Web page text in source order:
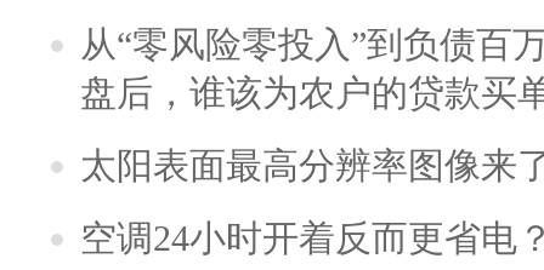
从“零风险零投入”到负债百
盘后，谁该为农户的贷款买
太阳表面最高分辨率图像来
空调24小时开着反而更省电